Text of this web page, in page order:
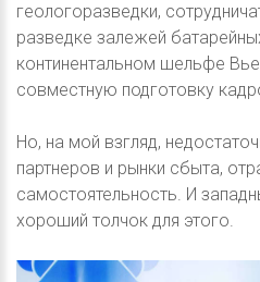
геологоразведки,
разведке залежей
континентальном шельфе
совместную подготовку
Но, на мой взгляд,
партнеров и рынки сбыта,
самостоятельность. И
хороший толчок для этого.